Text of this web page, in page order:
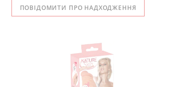
ПОВІДОМИТИ ПРО НАДХОДЖЕННЯ